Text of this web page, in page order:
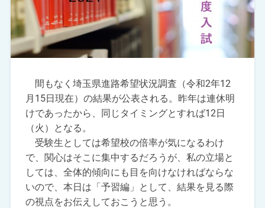
間もなく埼玉県進路希望状況調査（令和2年12
月15日現在）の結果が公表される。昨年は連休明
けであったから、同じタイミングとすれば12日
（火）となる。
受験生としては希望校の倍率が気になるわけ
で、関心はそこに集中するだろうが、私の立場と
しては、全体的傾向にも目を向けなければならな
いので、本日は「予習編」として、結果を見る際
の視点をお伝えしておこうと思う。